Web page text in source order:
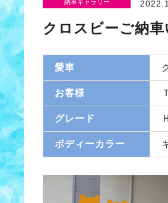
納車ギャラリー
クロスビーご納
愛車
お客様
グレード
ボディーカラー